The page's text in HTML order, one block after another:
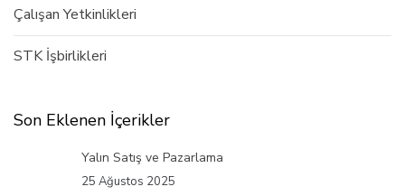
Çalışan Yetkinlikleri
STK İşbirlikleri
Son Eklenen İçerikler
Yalın Satış ve Pazarlama
25 Ağustos 2025